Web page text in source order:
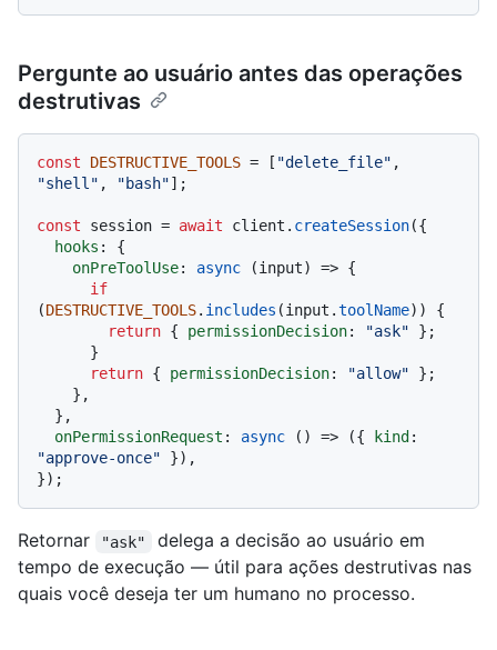
Pergunte ao usuário antes das operações
destrutivas
const DESTRUCTIVE_TOOLS = [ "delete_file"
"shell" , "bash"];
const session = await client. createSession({
hooks : {
onPreToolUse: async (input) => {
if
(DESTRUCTIVE_TOOLS. includes (input.toolName)) {
return { permissionDecision: "ask" };
return { permissionDecision: "allow" };
onPermissionRequest : async () => ({ kind
"approve-once" }),
Retornar "ask"
delega a decisão ao usuário em
tempo de execução — útil para ações destrutivas nas
quais você deseja ter um humano no processo.